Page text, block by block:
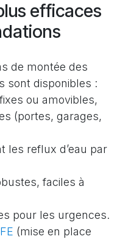
efficaces
de montée des
sont disponibles :
ou amovibles,
(portes, garages,
les reflux d’eau par
faciles à
pour les urgences.
(mise en place